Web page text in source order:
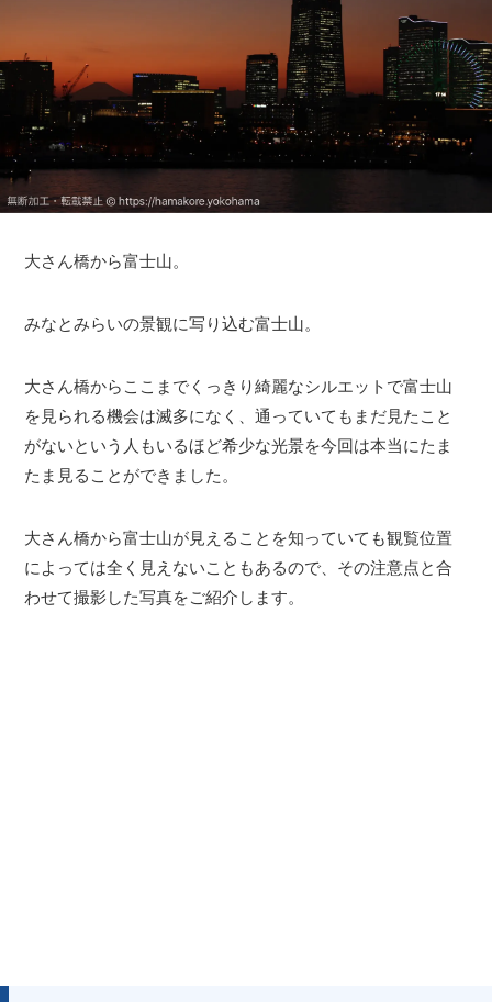
大さん橋から富士山。
みなとみらいの景観に写り込む富士山。
大さん橋からここまでくっきり綺麗なシルエットで富士山
を見られる機会は滅多になく、通っていてもまだ見たこと
がないという人もいるほど希少な光景を今回は本当にたま
たま見ることができました。
大さん橋から富士山が見えることを知っていても観覧位置
によっては全く見えないこともあるので、その注意点と合
わせて撮影した写真をご紹介します。